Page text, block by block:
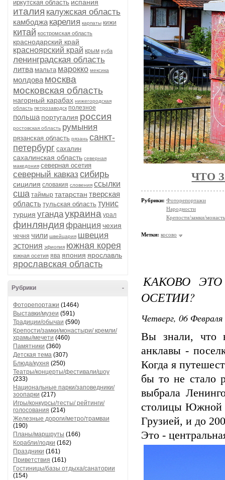
иркутская область испания
италия калужская область
камбоджа карелия карпаты кижи
китай костромская область
краснодарский край
красноярский край крым куба
ленинградская область
литва мальта марокко мексика
молдова москва
московская область
нагорный карабах нижегородская
область петрозаводск полезное
польша португалия россия
ростовская область румыния
рязанская область рязань санкт-
петербург сахалин
сахалинская область северная
македония северная осетия
северный кавказ сибирь
сицилия словакия словения ссылки
сша таймыр татарстан тверская
область тульская область тунис
турция угандаукраина урал
финляндия франция чехия
чечня чили швейцария швеция
эстония эфиопия южная корея
южная осетия ява япония ярославль
ярославская область
-
Рубрики
Фоторепортажи (1464)
Выставки/музеи (591)
Традиции/обычаи (590)
Крепости/замки/монастыри/ кремли/
храмы/мечети (460)
Памятники (360)
Детская тема (307)
Блюда/кухня (250)
Театры/концерты/фестивали/шоу
(233)
Национальные парки/заповедники/
зоопарки (217)
Игры/конкурсы/тесты/ рейтинги/
голосования (214)
Железные дороги/метро/трамваи
(190)
Планы/маршруты (166)
Корабли/лодки (162)
Праздники (161)
Приветствия (161)
Гостиницы/базы отдыха/санатории
(154)
ЧТО
Рубрики: Фоторепортажи
Народности
Крепости/замки/
Метки: косово
КАКОВО
ОСЕТИИ?
Четверг, 06
Вы знали, что
анклавы -
Когда я
бы то не стало
выбрала
столицы Южной
Грузией, и до
Это -